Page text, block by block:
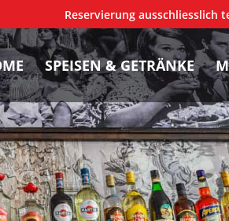
Reservierung ausschliesslich
SPEISEN & GETRÄNKE